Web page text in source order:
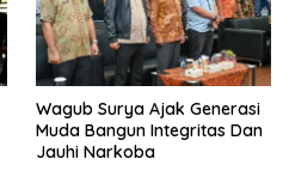
Wagub Surya Ajak Generasi
Muda Bangun Integritas Dan
Jauhi Narkoba